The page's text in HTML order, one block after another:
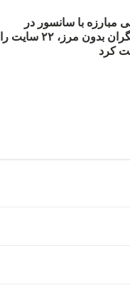
جهانی مبارزه با سانسور در
اینترنت: #آزادی هم‌آیند گزارشگران‌ بدون مرز، ۲۲ سایت را
کرد